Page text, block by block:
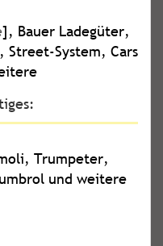
], Bauer Ladegüter,
Street-System, Cars
Trumpeter,
und weitere